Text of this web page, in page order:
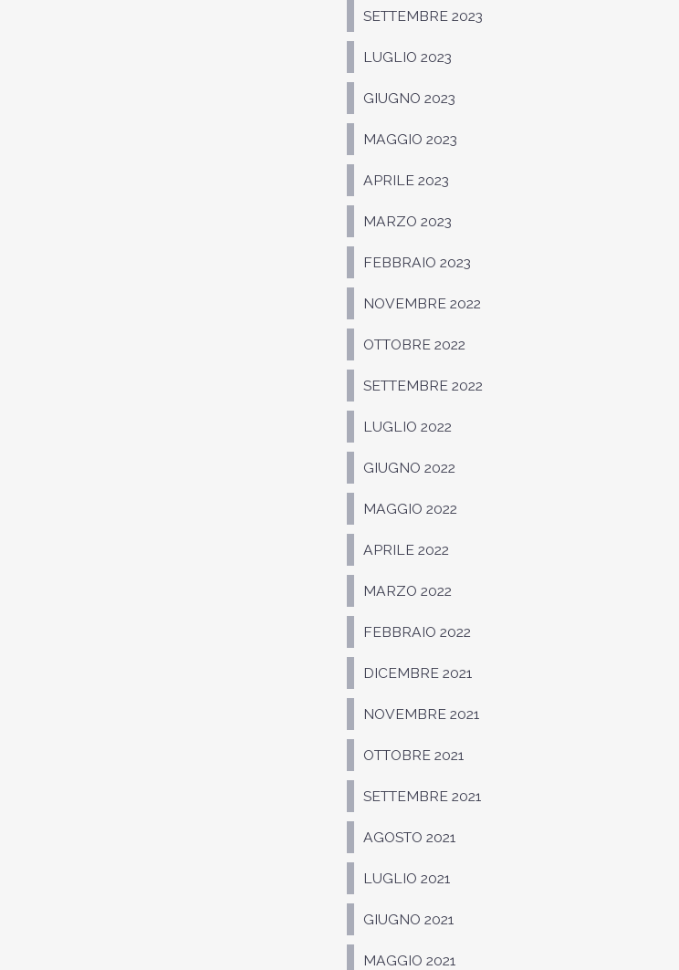
SETTEMBRE 2023
LUGLIO 2023
GIUGNO 2023
MAGGIO 2023
APRILE 2023
MARZO 2023
FEBBRAIO 2023
NOVEMBRE 2022
OTTOBRE 2022
SETTEMBRE 2022
LUGLIO 2022
GIUGNO 2022
MAGGIO 2022
APRILE 2022
MARZO 2022
FEBBRAIO 2022
DICEMBRE 2021
NOVEMBRE 2021
OTTOBRE 2021
SETTEMBRE 2021
AGOSTO 2021
LUGLIO 2021
GIUGNO 2021
MAGGIO 2021